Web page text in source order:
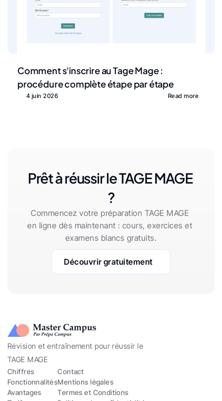
Comment s'inscrire au Tage Mage :
procédure complète étape par étape
4 juin 2026 Read more
Prêt à réussir le TAGE MAGE
?
Commencez votre préparation TAGE MAGE
en ligne dès maintenant : cours, exercices et
examens blancs gratuits.
Découvrir gratuitement
Révision et entraînement pour réussir le
TAGE MAGE
Chiffres
Fonctionnalités
Avantages
Contact
Mentions légales
Termes et Conditions